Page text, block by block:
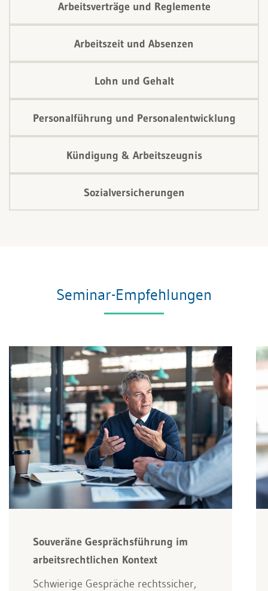
Arbeitsverträge und Reglemente
Arbeitszeit und Absenzen
Lohn und Gehalt
Personalführung und Personalentwicklung
Kündigung & Arbeitszeugnis
Sozialversicherungen
Seminar-Empfehlungen
Souveräne Gesprächsführung im
arbeitsrechtlichen Kontext
Schwierige Gespräche rechtssicher,